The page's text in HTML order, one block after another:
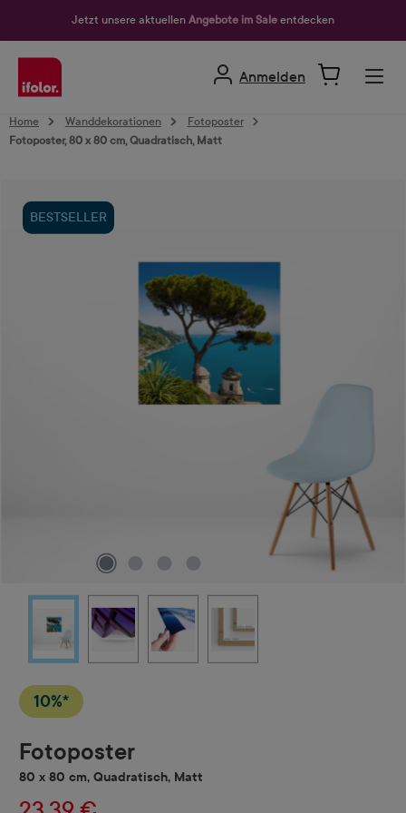
Jetzt unsere aktuellen Angebote im Sale entdecken
Anmelden
Home Wanddekorationen
Fotoposter
Fotoposter, 80 x 80 cm, Quadratisch, Matt
BESTSELLER
10%*
Fotoposter
80 x 80 cm, Quadratisch, Matt